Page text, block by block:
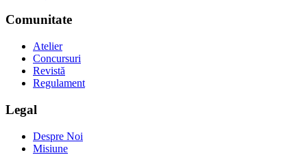
Comunitate
Atelier
Concursuri
Revistă
Regulament
Legal
Despre Noi
Misiune